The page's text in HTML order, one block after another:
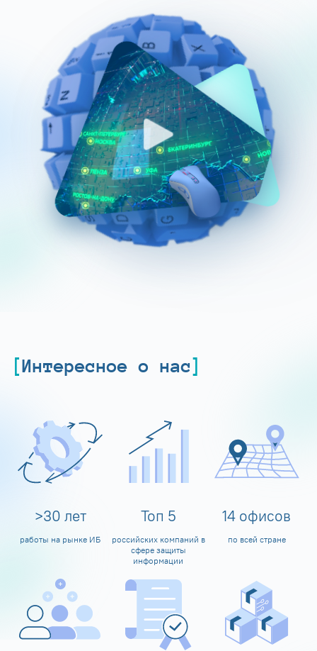
Интересное о нас
>30 лет
работы на рынке ИБ
Топ 5
российских компаний в
сфере защиты
информации
14 офисов
по всей стране